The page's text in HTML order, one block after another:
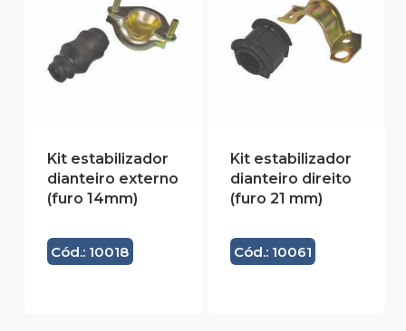
Kit estabilizador
dianteiro externo
(furo 14mm)
Cód.: 10018
Kit estabilizador
dianteiro direito
(furo 21 mm)
Cód.: 10061